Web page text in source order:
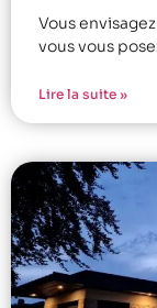
Vous
vous vous
Lire la suite »